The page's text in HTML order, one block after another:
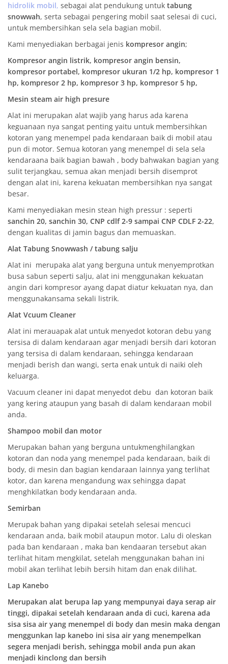
hidrolik mobil, sebagai alat pendukung untuk tabung
snowwah, serta sebagai pengering mobil saat selesai di cuci,
untuk membersihkan sela sela bagian mobil.
Kami menyediakan berbagai jenis kompresor angin;
Kompresor angin listrik, kompresor angin bensin,
kompresor portabel, kompresor ukuran 1/2 hp, kompresor 1
hp, kompresor 2 hp, kompresor 3 hp, kompresor 5 hp,
Mesin steam air high presure
Alat ini merupakan alat wajib yang harus ada karena
keguanaan nya sangat penting yaitu untuk membersihkan
kotoran yang menempel pada kendaraan baik di mobil atau
pun di motor. Semua kotoran yang menempel di sela sela
kendaraana baik bagian bawah , body bahwakan bagian yang
sulit terjangkau, semua akan menjadi bersih disemprot
dengan alat ini, karena kekuatan membersihkan nya sangat
besar.
Kami menyediakan mesin stean high pressur : seperti
sanchin 20, sanchin 30, CNP cdlf 2-9 sampai CNP CDLF 2-22,
dengan kualitas di jamin bagus dan memuaskan.
Alat Tabung Snowwash / tabung salju
Alat ini merupaka alat yang berguna untuk menyemprotkan
busa sabun seperti salju, alat ini menggunakan kekuatan
angin dari kompresor ayang dapat diatur kekuatan nya, dan
menggunakansama sekali listrik.
Alat Vcuum Cleaner
Alat ini merauapak alat untuk menyedot kotoran debu yang
tersisa di dalam kendaraan agar menjadi bersih dari kotoran
yang tersisa di dalam kendaraan, sehingga kendaraan
menjadi berish dan wangi, serta enak untuk di naiki oleh
keluarga.
Vacuum cleaner ini dapat menyedot debu dan kotoran baik
yang kering ataupun yang basah di dalam kendaraan mobil
anda.
Shampoo mobil dan motor
Merupakan bahan yang berguna untukmenghilangkan
kotoran dan noda yang menempel pada kendaraan, baik di
body, di mesin dan bagian kendaraan lainnya yang terlihat
kotor, dan karena mengandung wax sehingga dapat
menghkilatkan body kendaraan anda.
Semirban
Merupak bahan yang dipakai setelah selesai mencuci
kendaraan anda, baik mobil ataupun motor. Lalu di oleskan
pada ban kendaraan , maka ban kendaaran tersebut akan
terlihat hitam mengkilat, setelah menggunakan bahan ini
mobil akan terlihat lebih bersih hitam dan enak dilihat.
Lap Kanebo
Merupakan alat berupa lap yang mempunyai daya serap air
tinggi, dipakai setelah kendaraan anda di cuci, karena ada
sisa sisa air yang menempel di body dan mesin maka dengan
menggunkan lap kanebo ini sisa air yang menempelkan
segera menjadi berish, sehingga mobil anda pun akan
menjadi kinclong dan bersih